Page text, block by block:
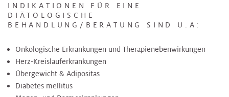
INDIKATIONEN FÜR EINE
DIÄTOLOGISCHE
BEHANDLUNG/BERATUNG SIND U.A:
Onkologische Erkrankungen und Therapienebenwirkungen
Herz-Kreislauferkrankungen
Übergewicht & Adipositas
Diabetes mellitus